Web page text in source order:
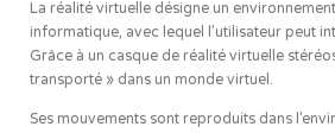
La réalité virtuelle désigne un
informatique, avec lequel l’utilisateur peut
Grâce à un casque de réalité virtuelle
transporté » dans un monde virtuel.
Ses mouvements sont reproduits dans